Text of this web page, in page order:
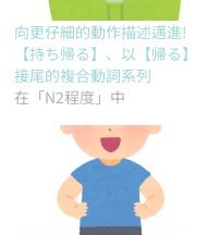
向更仔細的動作描述邁進!
【持ち帰る】、以【帰る】
接尾的複合動詞系列
在「N2程度」中